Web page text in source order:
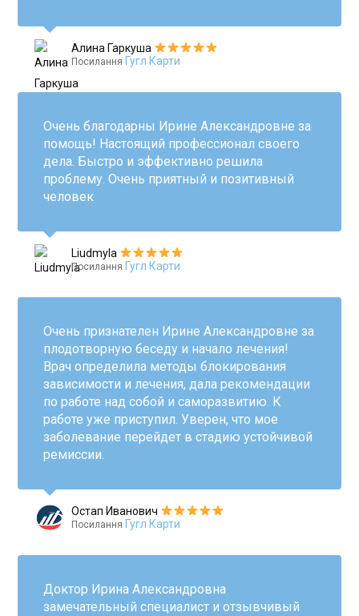
Aлина Гаркуша
Посилання Гугл Карти
Очень благодарны Ирине Александровне за
помощь! Настоящий профессионал своего
дела. Быстро и эффективно решила
проблему. Очень приятный и позитивный
человек
Liudmyla
Посилання Гугл Карти
Очень признателен Ирине Александровне за
плодотворную беседу и начало лечения!
Врач определила методы блокирования
зависимости и лечения, дала рекомендации
по работе над собой и саморазвитию. К
работе уже приступил. Уверен, что мое
заболевание перейдет в стадию устойчивой
ремиссии.
Остап Иванович
Посилання Гугл Карти
Доктор Ирина Александровна
замечательный специалист и отзывчивый